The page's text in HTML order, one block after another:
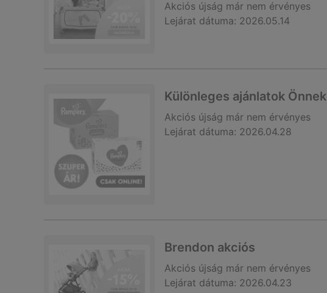
Akciós újság már nem érvényes
Lejárat dátuma: 2026.05.14
Különleges ajánlatok Önnek
Akciós újság már nem érvényes
Lejárat dátuma: 2026.04.28
Brendon akciós
Akciós újság már nem érvényes
Lejárat dátuma: 2026.04.23